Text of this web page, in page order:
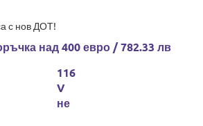
с нов ДОТ!
над 400 евро / 782.33 лв
116
V
не